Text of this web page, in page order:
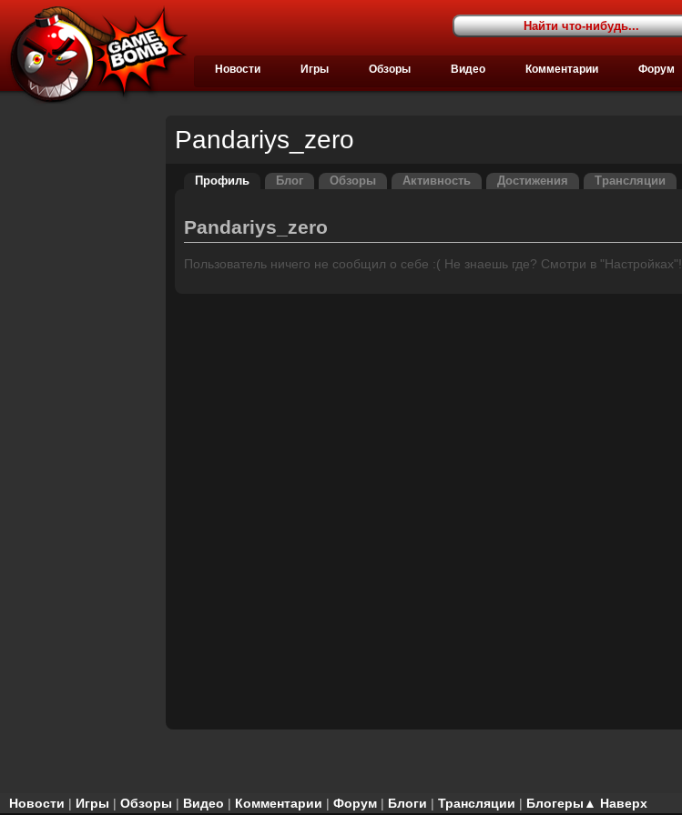
Новости Игры Обзоры Видео Комментарии Форум
Pandariys_zero
Профиль Блог Обзоры Активность Достижения Трансляции
Pandariys_zero
Пользователь ничего не сообщил о себе :( Не знаешь где? Смотри в "Настройках"!
▲ Наверх
Новости | Игры | Обзоры | Видео | Комментарии | Форум | Блоги | Трансляции | Блогеры